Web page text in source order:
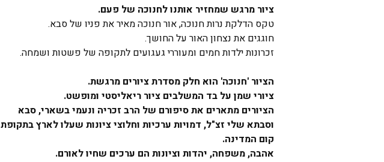
ציור מרגש שמחזיר אותנו לחנוכה של פעם.
טקס הדלקת נרות חנוכה, אור חנוכה מאיר את פניו של סבא.
חוגגים את נצחון האור על החושך.
זכרונות ילדות חמים ומעוררי געגועים לתקופה של פשטות ושמחה.
הציור 'חנוכה' הוא חלק מסדרת ציורים מרגשת.
ציורי שמן על בד המשלבים ציור ריאליסטי ומופשט.
הציורים מתארים את סיפורם של הרב זכריה ונעמי בשארי, סבא
וסבתא שלי זצ"ל, דמויות ערכיות וחלוצי ציונות שעלו לארץ בתקופת
קום המדינה.
אהבה, משפחה, יהדות וציונות הם ערכים שחיו לאורם.